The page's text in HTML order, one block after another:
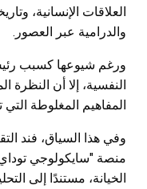
العلاقات الإنسانية،
والدرامية عبر العصور.
ورغم شيوعها كسبب
النفسية، إلا أن النظرة
المفاهيم المغلوطة
وفي هذا السياق، فند
منصة "سايكولوجي
الخيانة، مستندًا إلى